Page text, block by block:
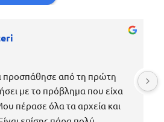
προσπάθησε από τη πρώτη
με το πρόβλημα που είχα
πέρασε όλα τα αρχεία και